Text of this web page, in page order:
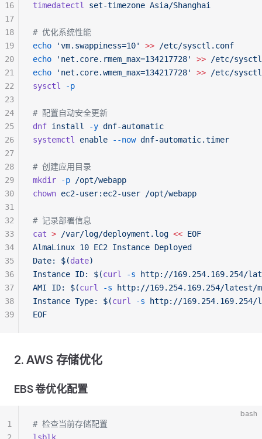
timedatectl
set-timezone Asia/Shanghai
# 优化系统性能
echo 'vm.swappiness=10' >> /etc/sysctl.conf
echo 'net.core.rmem_max=134217728' >> /etc/
echo 'net.core.wmem_max=134217728' >> /etc/
sysctl
-p
# 配置自动安全更新
dnf install -y dnf-automatic
systemctl
enable --now dnf-automatic.timer
# 创建应用目录
mkdir -p /opt/webapp
chown ec2-user:ec2-user /opt/webapp
# 记录部署信息
cat > /var/log/deployment.log << EOF
AlmaLinux 10 EC2 Instance Deployed
Date: $(date)
Instance ID: $(curl -s http://169.254.169.254/
AMI ID: $(curl -s http://169.254.169.254/latest/
Instance Type: $(curl -s http://169.254.169.254/
EOF
16
17
18
19
20
21
22
23
24
25
26
27
28
29
30
31
32
33
34
35
36
37
38
39
2. AWS 存储优化
EBS 卷优化配置
bash
# 检查当前存储配置
1